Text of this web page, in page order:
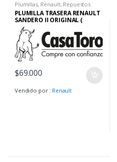
Plumillas, Renault, Repuestos
PLUMILLA TRASERA RENAULT
SANDERO II ORIGINAL (
MODELO 2016 AL 2021 )
$69.000
Vendido por : Renault